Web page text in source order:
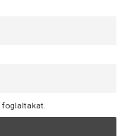
foglaltakat.